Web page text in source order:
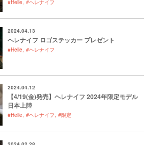
#Helle #ヘレナイフ
2024.04.13
ヘレナイフ ロゴステッカー プレゼント
#Helle #ヘレナイフ
2024.04.12
【4/19(金)発売】ヘレナイフ 2024年限定モデル
日本上陸
#Helle #ヘレナイフ #限定